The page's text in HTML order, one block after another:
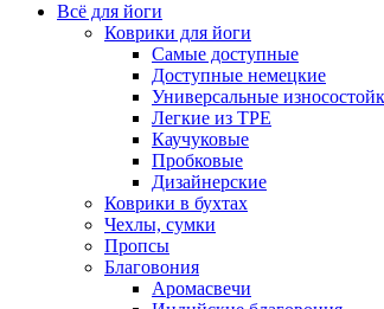
Всё для йоги
Коврики для йоги
Самые доступные
Доступные немецкие
Универсальные
Легкие из TPE
Каучуковые
Пробковые
Дизайнерские
Коврики в бухтах
Чехлы, сумки
Пропсы
Благовония
Аромасвечи